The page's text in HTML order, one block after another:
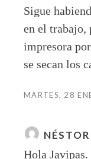
Sigue
en el trabajo,
impresora
se secan los
MARTES, 28
Hola